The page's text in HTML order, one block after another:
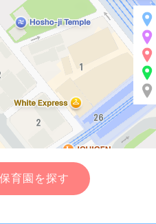
育園を探す